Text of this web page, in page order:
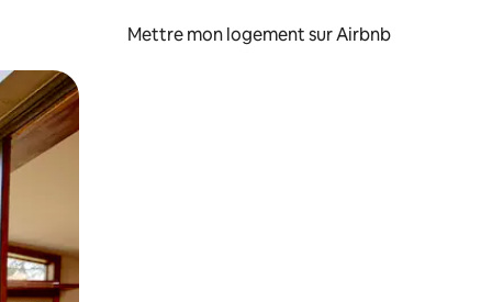
Mettre mon logement sur Airbnb